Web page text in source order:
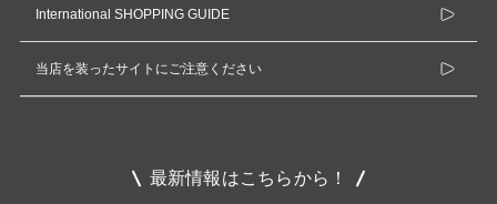
International SHOPPING GUIDE
当店を装ったサイトにご注意ください
最新情報はこちらから！